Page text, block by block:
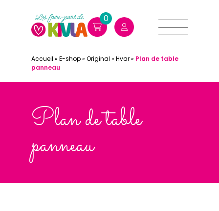
0
Accueil » E-shop» Original » Hvar» Plan de table
panneau
Plan de table
panneau